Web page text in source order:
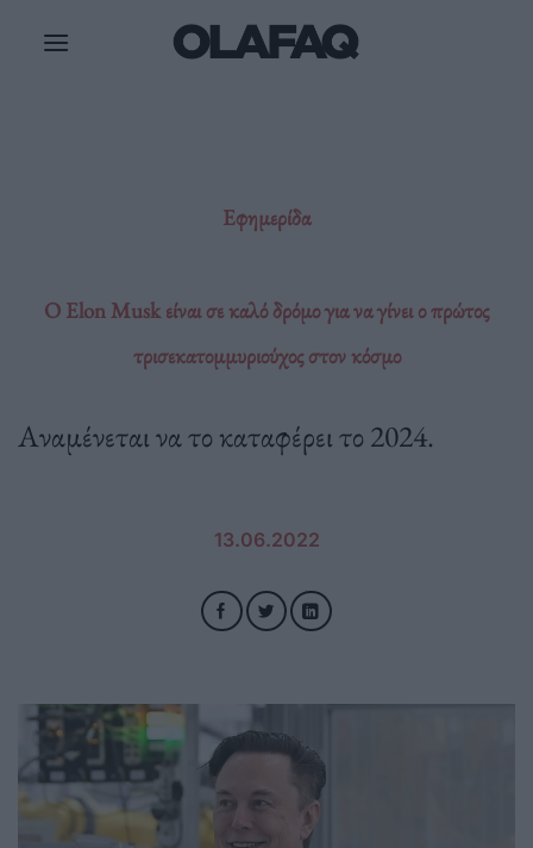
Εφημερίδα
Ο Elon Musk είναι σε καλό δρόμο για να γίνει ο πρώτος
τρισεκατομμυριούχος στον κόσμο
Αναμένεται να το καταφέρει το 2024.
13.06.2022